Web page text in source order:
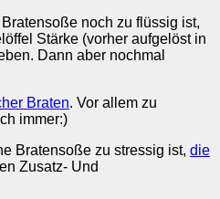
noch zu flüssig ist,
Stärke (vorher aufgelöst in
Dann aber nochmal
Braten. Vor allem zu
immer:)
Bratensoße zu stressig ist, die
Zusatz- Und